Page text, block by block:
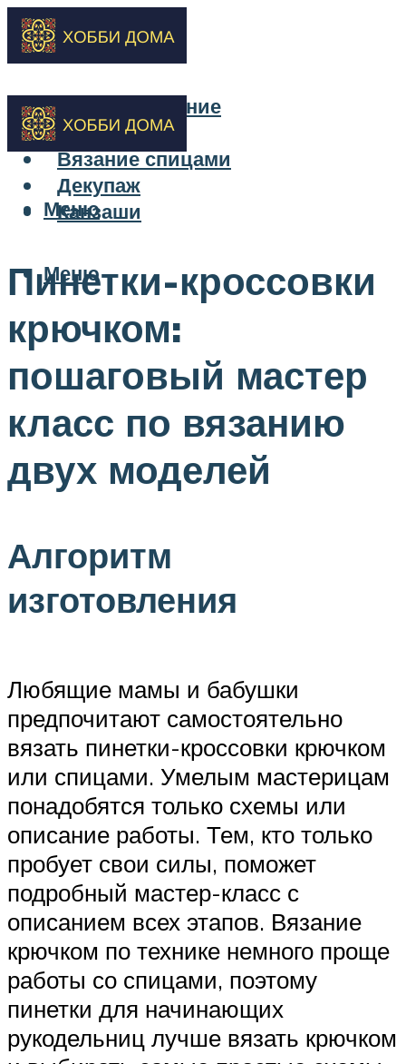
Бисероплетение
Вышивка
Вязание спицами
Декупаж
Канзаши
Меню
Меню
Пинетки-кроссовки
крючком:
пошаговый мастер
класс по вязанию
двух моделей
Алгоритм
изготовления
Любящие мамы и бабушки
предпочитают самостоятельно
вязать пинетки-кроссовки крючком
или спицами. Умелым мастерицам
понадобятся только схемы или
описание работы. Тем, кто только
пробует свои силы, поможет
подробный мастер-класс с
описанием всех этапов. Вязание
крючком по технике немного проще
работы со спицами, поэтому
пинетки для начинающих
рукодельниц лучше вязать крючком